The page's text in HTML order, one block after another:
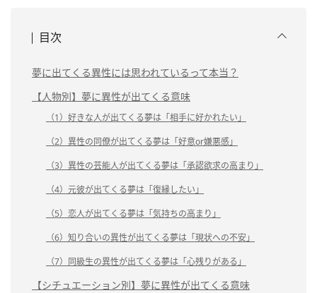
目次
夢に出てくる異性には思われているって本当？
【人物別】夢に異性が出てくる意味
（1）好きな人が出てくる夢は「相手に好かれたい」
（2）異性の同僚が出てくる夢は「好意or嫌悪感」
（3）異性の芸能人が出てくる夢は「承認欲求の高まり」
（4）元彼が出てくる夢は「復縁したい」
（5）恋人が出てくる夢は「気持ちの高まり」
（6）知り合いの異性が出てくる夢は「現状への不安」
（7）同級生の異性が出てくる夢は「心残りがある」
【シチュエーション別】夢に異性が出てくる意味